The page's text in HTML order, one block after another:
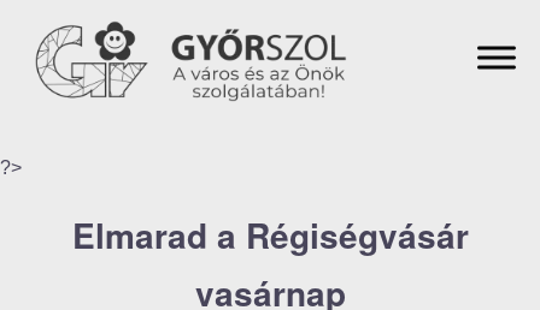
?>
Elmarad a Régiségvásár
vasárnap